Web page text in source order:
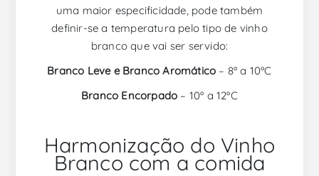
uma maior especificidade, pode também
definir-se a temperatura pelo tipo de vinho
branco que vai ser servido:
Branco Leve e Branco Aromático – 8º a 10ºC
Branco Encorpado – 10º a 12ºC
Harmonização do Vinho
Branco com a comida